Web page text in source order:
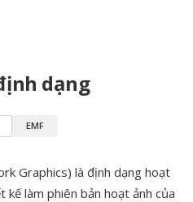
dạng
EMF
Graphics) là định dạng hoạt
kế làm phiên bản hoạt ảnh của